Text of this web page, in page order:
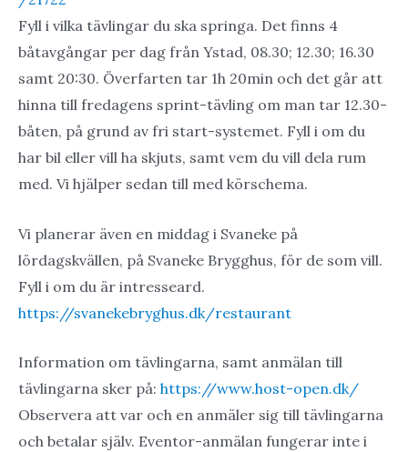
Fyll i vilka tävlingar du ska springa. Det finns 4
båtavgångar per dag från Ystad, 08.30; 12.30; 16.30
samt 20:30. Överfarten tar 1h 20min och det går att
hinna till fredagens sprint-tävling om man tar 12.30-
båten, på grund av fri start-systemet. Fyll i om du
har bil eller vill ha skjuts, samt vem du vill dela rum
med. Vi hjälper sedan till med körschema.
Vi planerar även en middag i Svaneke på
lördagskvällen, på Svaneke Brygghus, för de som vill.
Fyll i om du är intresseard.
https://svanekebryghus.dk/restaurant
Information om tävlingarna, samt anmälan till
tävlingarna sker på: https://www.host-open.dk/
Observera att var och en anmäler sig till tävlingarna
och betalar själv. Eventor-anmälan fungerar inte i